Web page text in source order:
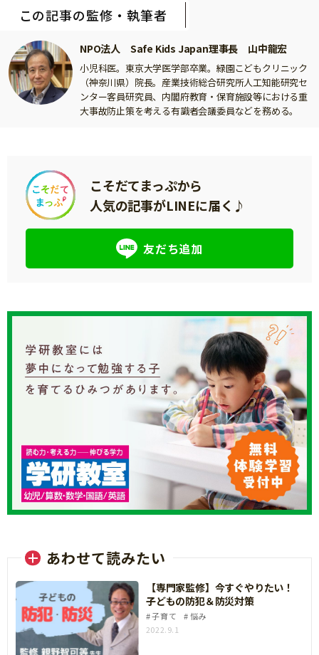
この記事の監修・執筆者
NPO法人 Safe Kids Japan理事長 山中龍宏
小児科医。東京大学医学部卒業。緑園こどもクリニック
（神奈川県）院長。産業技術総合研究所人工知能研究セ
ンター客員研究員、内閣府教育・保育施設等における重
大事故防止策を考える有識者会議委員などを務める。
こそだてまっぷから
人気の記事がLINEに届く♪
友だち追加
あわせて読みたい
【専門家監修】今すぐやりたい！
子どもの防犯＆防災対策
子育て
悩み
2022.9.1